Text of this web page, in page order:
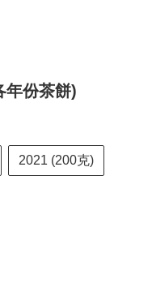
年份茶餅)
2021 (200克)